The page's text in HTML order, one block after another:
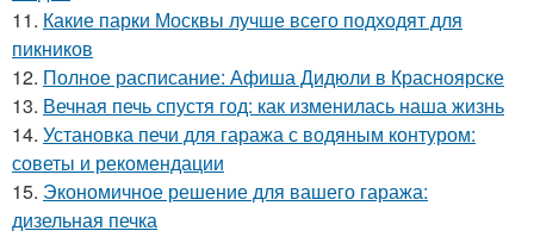
11. Какие парки Москвы лучше всего подходят для
пикников
12. Полное расписание: Афиша Дидюли в Красноярске
13. Вечная печь спустя год: как изменилась наша жизнь
14. Установка печи для гаража с водяным контуром:
советы и рекомендации
15. Экономичное решение для вашего гаража:
дизельная печка